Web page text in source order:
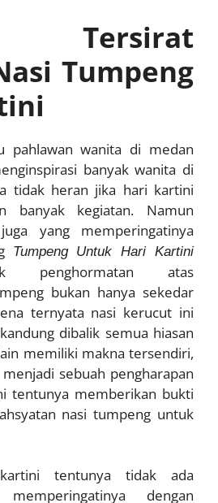
Tersirat
Tumpeng
pahlawan wanita di medan
banyak wanita di
tidak heran jika hari kartini
banyak kegiatan. Namun
yang memperingatinya
Tumpeng Untuk Hari Kartini
penghormatan atas
bukan hanya sekedar
ternyata nasi kerucut ini
dibalik semua hiasan
memiliki makna tersendiri,
sebuah pengharapan
tentunya memberikan bukti
nasi tumpeng untuk
tentunya tidak ada
dengan